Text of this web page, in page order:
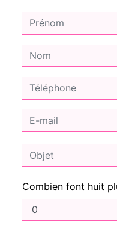
Combien font huit